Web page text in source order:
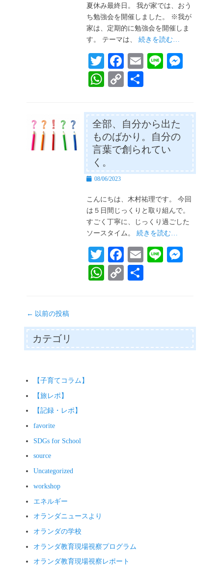
日
夏休み最終日。 我が家では、おう
ち勉強会を開催しました。 ※我が
家は、定期的に勉強会を開催しま
す。 テーマは、続きを読む…
T
wi
tte
r
Fa
ce
bo
ok
E
Li
ng
er
W
ts
A
pp
C
y
Li
nk
全部、自分から出た
ものばかり。自分の
言葉で創られてい
く。
投
日
08/06/2023
こんにちは、木村祐理です。 今回
は５日間じっくりと取り組んで。
すごく丁寧に、じっくり過ごした
ソースタイム。続きを読む…
T
wi
tte
Fa
ce
bo
E
Li
W
pp
C
nk
投
稿
ナ
ビ
シ
← 以前の投稿
カテゴリ
【子育てコラム】
【旅レポ】
【記録・レポ】
favorite
SDGs for School
source
Uncategorized
workshop
エネルギー
オランダニュースより
オランダの学校
オランダ教育現場視察プログラム
オランダ教育現場視察レポート